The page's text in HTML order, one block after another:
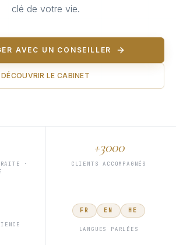
clé de votre vie.
AVEC UN CONSEILLER
DÉCOUVRIR LE CABINET
·
+3000
CLIENTS ACCOMPAGNÉS
FR EN HE
LANGUES PARLÉES